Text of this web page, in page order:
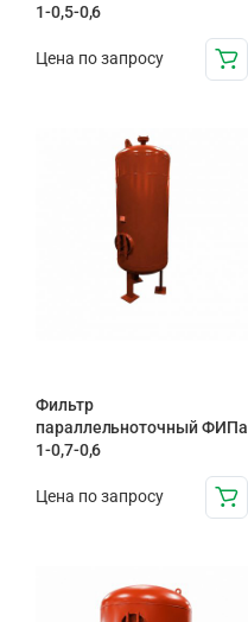
1-0,5-0,6
Цена по запросу
Фильтр
параллельноточный ФИПа
1-0,7-0,6
Цена по запросу